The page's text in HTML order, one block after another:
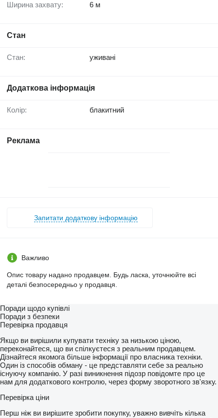
Ширина захвату: 6 м
Стан
Стан: уживані
Додаткова інформація
Колір: блакитний
Реклама
Запитати додаткову інформацію
Важливо
Опис товару надано продавцем. Будь ласка, уточнюйте всі
деталі безпосередньо у продавця.
Поради щодо купівлі
Поради з безпеки
Перевірка продавця
Якщо ви вирішили купувати техніку за низькою ціною,
переконайтеся, що ви спілкуєтеся з реальним продавцем.
Дізнайтеся якомога більше інформації про власника техніки.
Один із способів обману - це представляти себе за реально
існуючу компанію. У разі виникнення підозр повідомте про це
нам для додаткового контролю, через форму зворотного зв'язку.
Перевірка ціни
Перш ніж ви вирішите зробити покупку, уважно вивчіть кілька